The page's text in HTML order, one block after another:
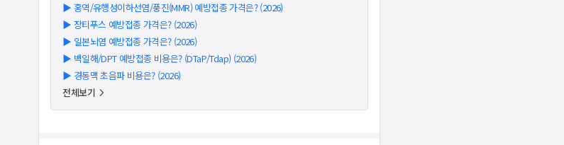
▶ 홍역/유행성이하선염/풍진(MMR) 예방접종 가격은? (2026)
▶ 장티푸스 예방접종 가격은? (2026)
▶ 일본뇌염 예방접종 가격은? (2026)
▶ 백일해/DPT 예방접종 비용은? (DTaP/Tdap) (2026)
▶ 경동맥 초음파 비용은? (2026)
전체보기